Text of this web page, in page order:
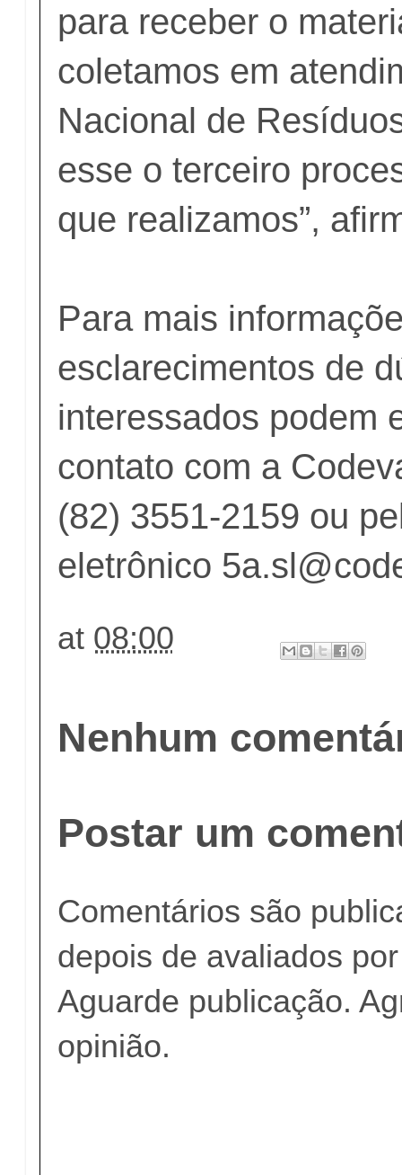
para receber o
coletamos em
Nacional de
esse o terceiro
que realizamos”,
Para mais
esclarecimentos de
interessados podem
contato com a
(82) 3551-2159 ou
eletrônico
at 08:00
Nenhum
Postar um
Comentários são
depois de avaliados
Aguarde publicação.
opinião.